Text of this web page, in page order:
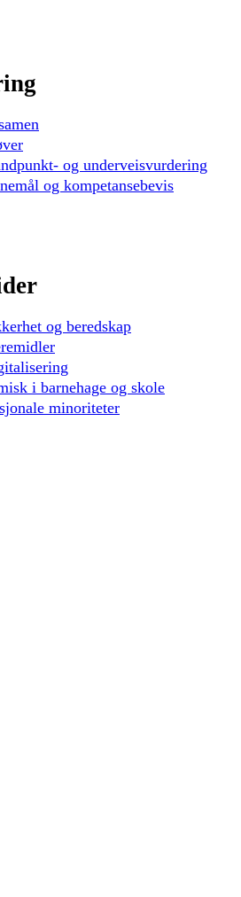
og underveisvurdering
og kompetansebevis
og beredskap
i barnehage og skole
minoriteter